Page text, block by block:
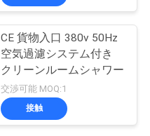
CE 貨物入口 380v 50Hz
空気過濾システム付き
クリーンルームシャワー
交渉可能 MOQ:1
接触